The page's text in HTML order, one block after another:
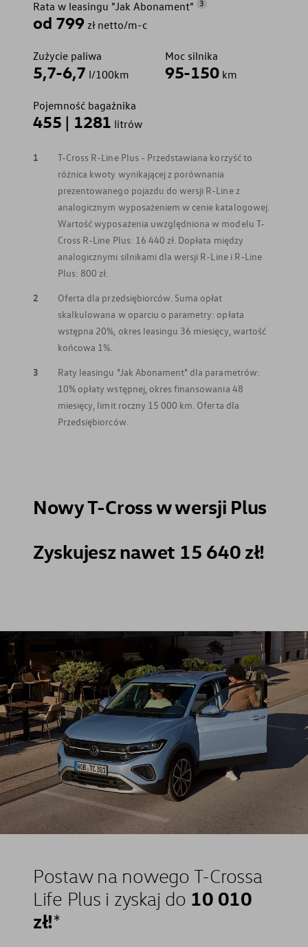
Rata w leasingu "Jak Abonament" 3
od 799 zł netto/m-c
Zużycie paliwa
5,7-6,7 l/100km
Moc silnika
95-150 km
Pojemność bagażnika
455 | 1281 litrów
1
T-Cross R-Line Plus - Przedstawiana korzyść to
różnica kwoty wynikającej z porównania
prezentowanego pojazdu do wersji R-Line z
analogicznym wyposażeniem w cenie katalogowej.
Wartość wyposażenia uwzględniona w modelu T-
Cross R-Line Plus: 16 440 zł. Dopłata między
analogicznymi silnikami dla wersji R-Line i R-Line
Plus: 800 zł.
2
Oferta dla przedsiębiorców. Suma opłat
skalkulowana w oparciu o parametry: opłata
wstępna 20%, okres leasingu 36 miesięcy, wartość
końcowa 1%.
3
Raty leasingu "Jak Abonament" dla parametrów:
10% opłaty wstępnej, okres finansowania 48
miesięcy, limit roczny 15 000 km. Oferta dla
Przedsiębiorców.
Nowy T-Cross w wersji Plus
Zyskujesz nawet 15 640 zł!
Postaw na nowego T-Crossa
Life Plus i zyskaj do 10 010
zł!⁠*